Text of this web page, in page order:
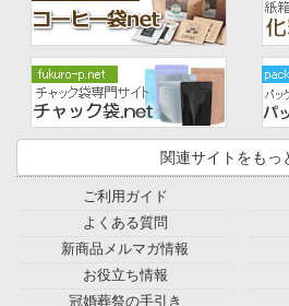
関連サイトをもっ
ご利用ガイド
よくある質問
新商品メルマガ情報
お役立ち情報
冠婚葬祭の手引き